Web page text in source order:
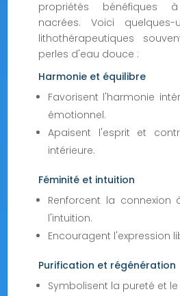
propriétés bénéfiques
nacrées. Voici
lithothérapeutiques
perles d'eau douce :
Harmonie et équilibre
Favorisent l'harmonie
émotionnel.
Apaisent l'esprit et
intérieure.
Féminité et intuition
Renforcent la
l'intuition.
Encouragent l'expression
Purification et régénération
Symbolisent la pureté et